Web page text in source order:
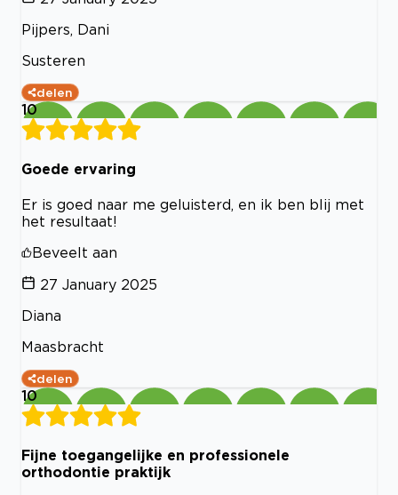
Pijpers, Dani
Susteren
delen
10
Goede ervaring
Er is goed naar me geluisterd, en ik ben blij met
het resultaat!
Beveelt aan
27 January 2025
Diana
Maasbracht
delen
10
Fijne toegangelijke en professionele
orthodontie praktijk